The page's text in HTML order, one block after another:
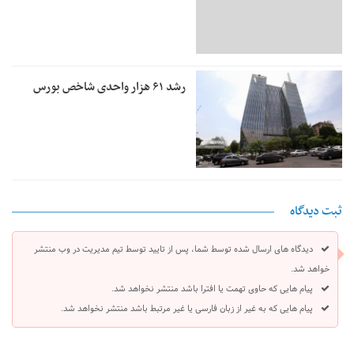
رشد ۶۱ هزار واحدی شاخص بورس
ثبت دیدگاه
دیدگاه های ارسال شده توسط شما، پس از تایید توسط تیم مدیریت در وب منتشر
خواهد شد.
پیام هایی که حاوی تهمت یا افترا باشد منتشر نخواهد شد.
پیام هایی که به غیر از زبان فارسی یا غیر مرتبط باشد منتشر نخواهد شد.